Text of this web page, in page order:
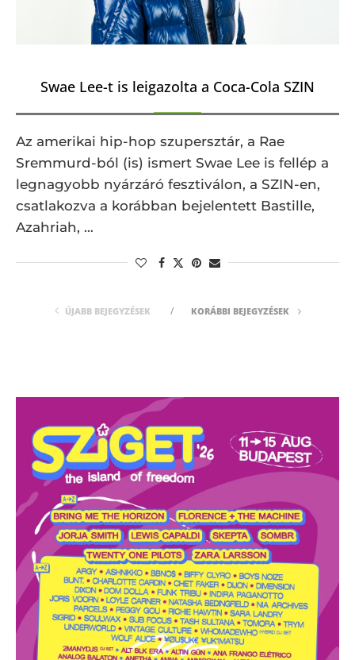
Swae Lee-t is leigazolta a Coca-Cola SZIN
Az amerikai hip-hop szupersztár, a Rae
Sremmurd-ból (is) ismert Swae Lee is fellép a
legnagyobb nyárzáró fesztiválon, a SZIN-en,
csatlakozva a korábban bejelentett Bastille,
Azahriah, …
ÚJABB BEJEGYZÉSEK KORÁBBI BEJEGYZÉSEK